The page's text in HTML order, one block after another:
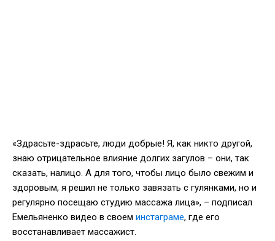
«Здрасьте-здрасьте, люди добрые! Я, как никто другой,
знаю отрицательное влияние долгих загулов – они, так
сказать, налицо. А для того, чтобы лицо было свежим и
здоровым, я решил не только завязать с гулянками, но и
регулярно посещаю студию массажа лица», – подписал
Емельяненко видео в своем инстаграме, где его
восстанавливает массажист.